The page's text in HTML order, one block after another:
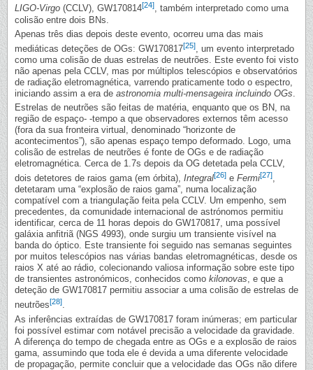
LIGO-Virgo (CCLV), GW170814[24], também interpretado como uma
colisão entre dois BNs.
Apenas três dias depois deste evento, ocorreu uma das mais
mediáticas deteções de OGs: GW170817[25]
, um evento interpretado
como uma colisão de duas estrelas de neutrões. Este evento foi visto
não apenas pela CCLV, mas por múltiplos telescópios e observatórios
de radiação eletromagnética, varrendo praticamente todo o espectro,
iniciando assim a era de astronomia multi-mensageira incluindo OGs
Estrelas de neutrões são feitas de matéria, enquanto que os BN, na
região de espaço- -tempo a que observadores externos têm acesso
(fora da sua fronteira virtual, denominado “horizonte de
acontecimentos”), são apenas espaço tempo deformado. Logo, uma
colisão de estrelas de neutrões é fonte de OGs e de radiação
eletromagnética. Cerca de 1.7s depois da OG detetada pela CCLV,
dois detetores de raios gama (em órbita), Integral[26] e Fermi[27],
detetaram uma “explosão de raios gama”, numa localização
compatível com a triangulação feita pela CCLV. Um empenho, sem
precedentes, da comunidade internacional de astrónomos permitiu
identificar, cerca de 11 horas depois do GW170817, uma possível
galáxia anfitriã (NGS 4993), onde surgiu um transiente visível na
banda do óptico. Este transiente foi seguido nas semanas seguintes
por muitos telescópios nas várias bandas eletromagnéticas, desde os
raios X até ao rádio, colecionando valiosa informação sobre este tipo
de transientes astronómicos, conhecidos como kilonovas, e que a
deteção de GW170817 permitiu associar a uma colisão de estrelas de
neutrões[28].
As inferências extraídas de GW170817 foram inúmeras; em particular
foi possível estimar com notável precisão a velocidade da gravidade.
A diferença do tempo de chegada entre as OGs e a explosão de raios
gama, assumindo que toda ele é devida a uma diferente velocidade
de propagação, permite concluir que a velocidade das OGs não difere